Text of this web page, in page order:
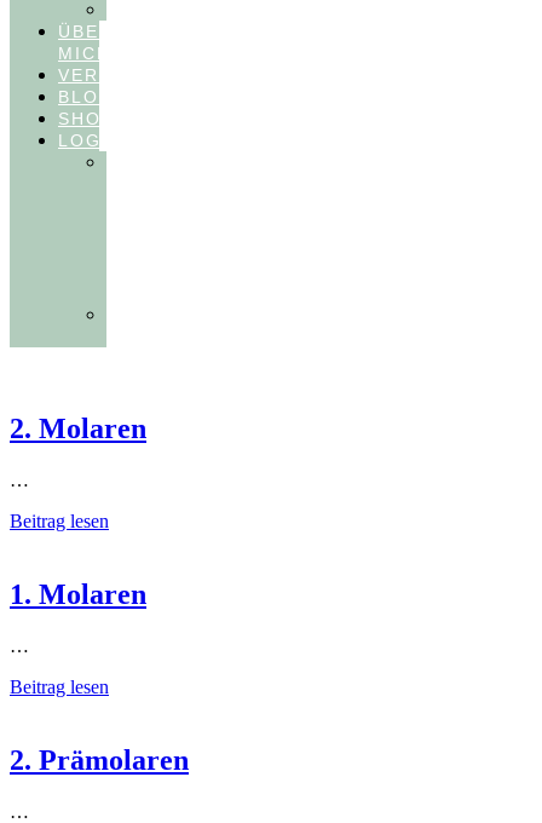
ÜBER
MICH
VERÖFFENTLICHUNGEN
BLOG
SHOP
LOGIN
2. Molaren
…
Beitrag lesen
1. Molaren
…
Beitrag lesen
2. Prämolaren
…